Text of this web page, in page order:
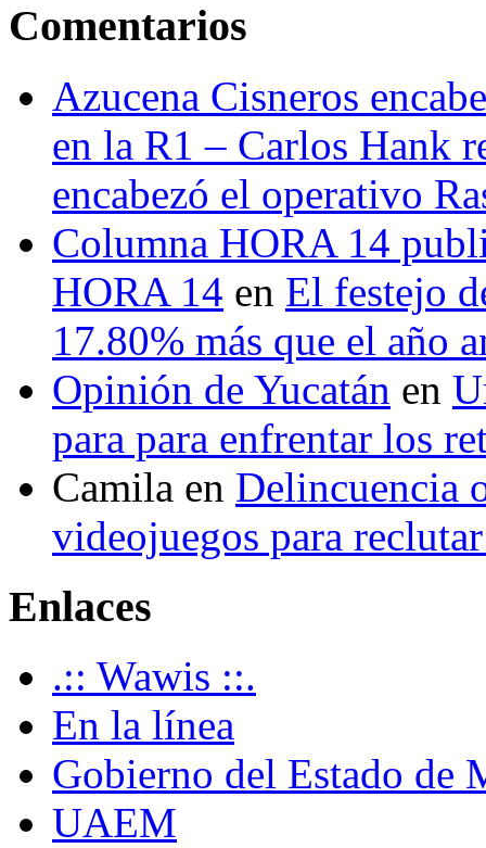
Comentarios
Azucena Cisneros
en la R1 – Carlos Hank
encabezó el operativo
Columna HORA 14
HORA 14 en El festejo
17.80% más que el año
Opinión de Yucatán en
para para enfrentar los
Camila en Delincuencia
videojuegos para
Enlaces
.:: Wawis ::.
En la línea
Gobierno del Estado de
UAEM